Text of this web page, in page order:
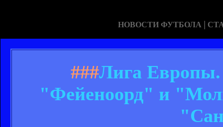
НОВОСТИ ФУТБОЛА |
###Лига
"Фейеноорд" и